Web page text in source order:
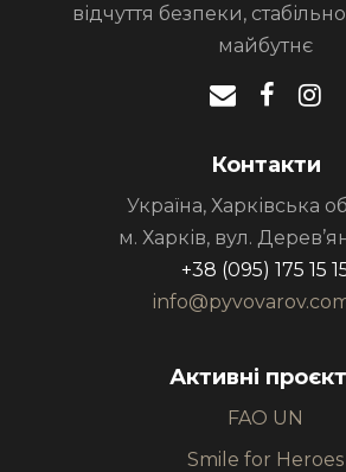
відчуття безпеки,
майбутнє
Контакти
Україна, Харківська
м. Харків, вул.
+38 (095) 175 15
Активні
FAO UN
Smile for Heroes